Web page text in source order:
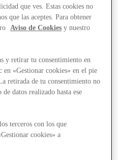
que ves. Estas cookies no
que las aceptes. Para obtener
Aviso de Cookies y nuestro
y retirar tu consentimiento en
«Gestionar cookies» en el pie
retirada de tu consentimiento no
datos realizado hasta ese
terceros con los que
cookies» a